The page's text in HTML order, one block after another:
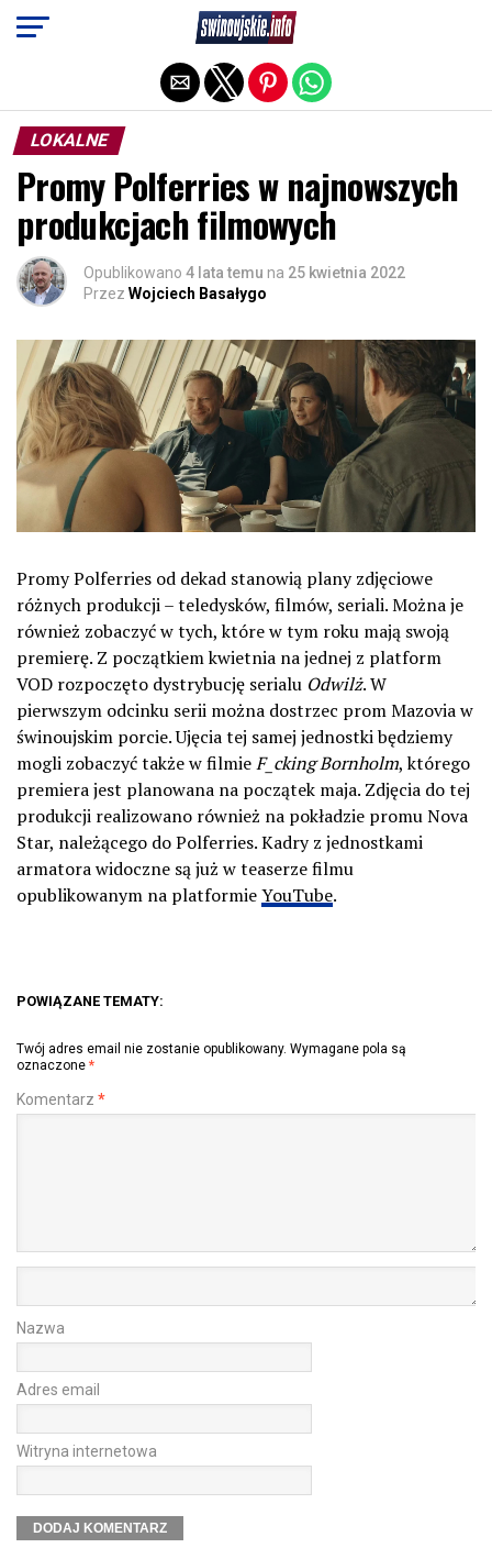
LOKALNE
Promy Polferries w najnowszych
produkcjach filmowych
Opublikowano 4 lata temu na 25 kwietnia 2022
Przez Wojciech Basałygo
Promy Polferries od dekad stanowią plany zdjęciowe
różnych produkcji – teledysków, filmów, seriali. Można je
również zobaczyć w tych, które w tym roku mają swoją
premierę. Z początkiem kwietnia na jednej z platform
VOD rozpoczęto dystrybucję serialu Odwilż. W
pierwszym odcinku serii można dostrzec prom Mazovia w
świnoujskim porcie. Ujęcia tej samej jednostki będziemy
mogli zobaczyć także w filmieF_cking Bornholm, którego
premiera jest planowana na początek maja. Zdjęcia do tej
produkcji realizowano również na pokładzie promu Nova
Star, należącego do Polferries. Kadry z jednostkami
armatora widoczne są już w teaserze filmu
opublikowanym na platformieYouTube.
POWIĄZANE TEMATY:
Twój adres email nie zostanie opublikowany. Wymagane pola są
oznaczone *
Komentarz *
Nazwa
Adres email
Witryna internetowa
Exit mobile version